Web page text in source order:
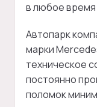
в любое время
Автопарк
марки
техническое
постоянно
поломок